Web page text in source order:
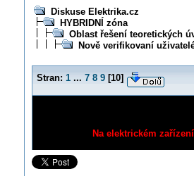
Diskuse Elektrika.cz
HYBRIDNÍ zóna
Oblast řešení teoretických
Nově verifikovaní
Stran: 1 ... 7 8 9[10]
Na elektrickém